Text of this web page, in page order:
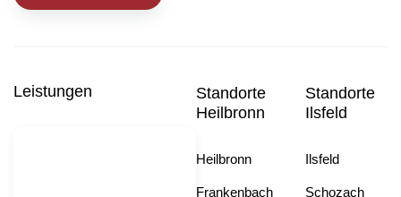
Leistungen
Standorte
Heilbronn
Heilbronn
Frankenbach
Standorte
Ilsfeld
Ilsfeld
Schozach